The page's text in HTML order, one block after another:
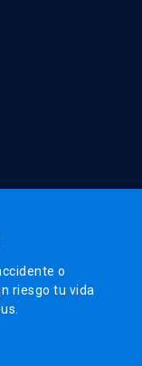
o
riesgo tu vida